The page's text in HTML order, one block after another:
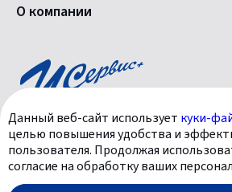
О компании
+7 495 258-38-58
info@uservice.ru
Данный веб-сайт использует куки-
целью повышения удобства и
пользователя. Продолжая
согласие на обработку ваших